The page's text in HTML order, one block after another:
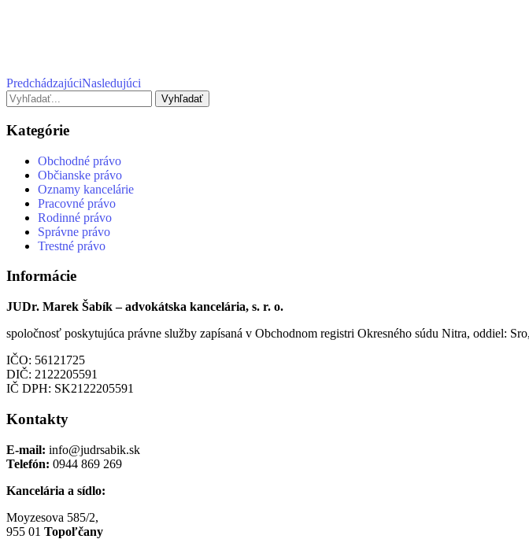
PredchádzajúciNasledujúci
Kategórie
Obchodné právo
Občianske právo
Oznamy kancelárie
Pracovné právo
Rodinné právo
Správne právo
Trestné právo
Informácie
JUDr. Marek Šabík – advokátska kancelária, s. r. o.
spoločnosť poskytujúca právne služby zapísaná v Obchodnom registri Okresného súdu Nitra, oddiel:
IČO: 56121725
DIČ: 2122205591
IČ DPH: SK2122205591
Kontakty
E-mail: info@judrsabik.sk
Telefón: 0944 869 269
Kancelária a sídlo:
Moyzesova 585/2,
955 01 Topoľčany